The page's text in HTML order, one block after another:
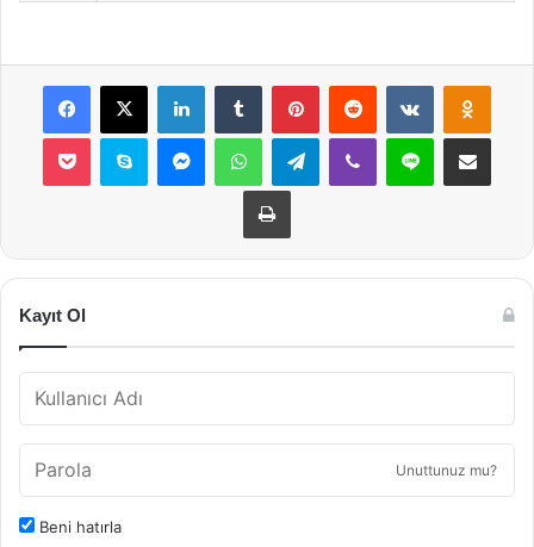
Facebook
X LinkedInTumblr PinterestReddit VKontakte
Pocket Skype MessengerWhatsAppTelegramViber Line E-Posta ile
Yazdır
Kayıt Ol
Unuttunuz mu?
Beni hatırla